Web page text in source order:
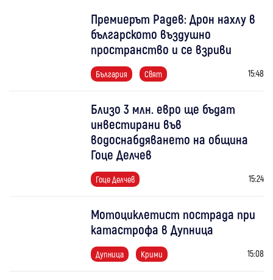
Премиерът Радев: Дрон нахлу в
българското въздушно
пространство и се взриви
България Свят 15:48
Близо 3 млн. евро ще бъдат
инвестирани във
водоснабдяването на община
Гоце Делчев
Гоце Делчев 15:24
Мотоциклетист пострада при
катастрофа в Дупница
Дупница Крими 15:08